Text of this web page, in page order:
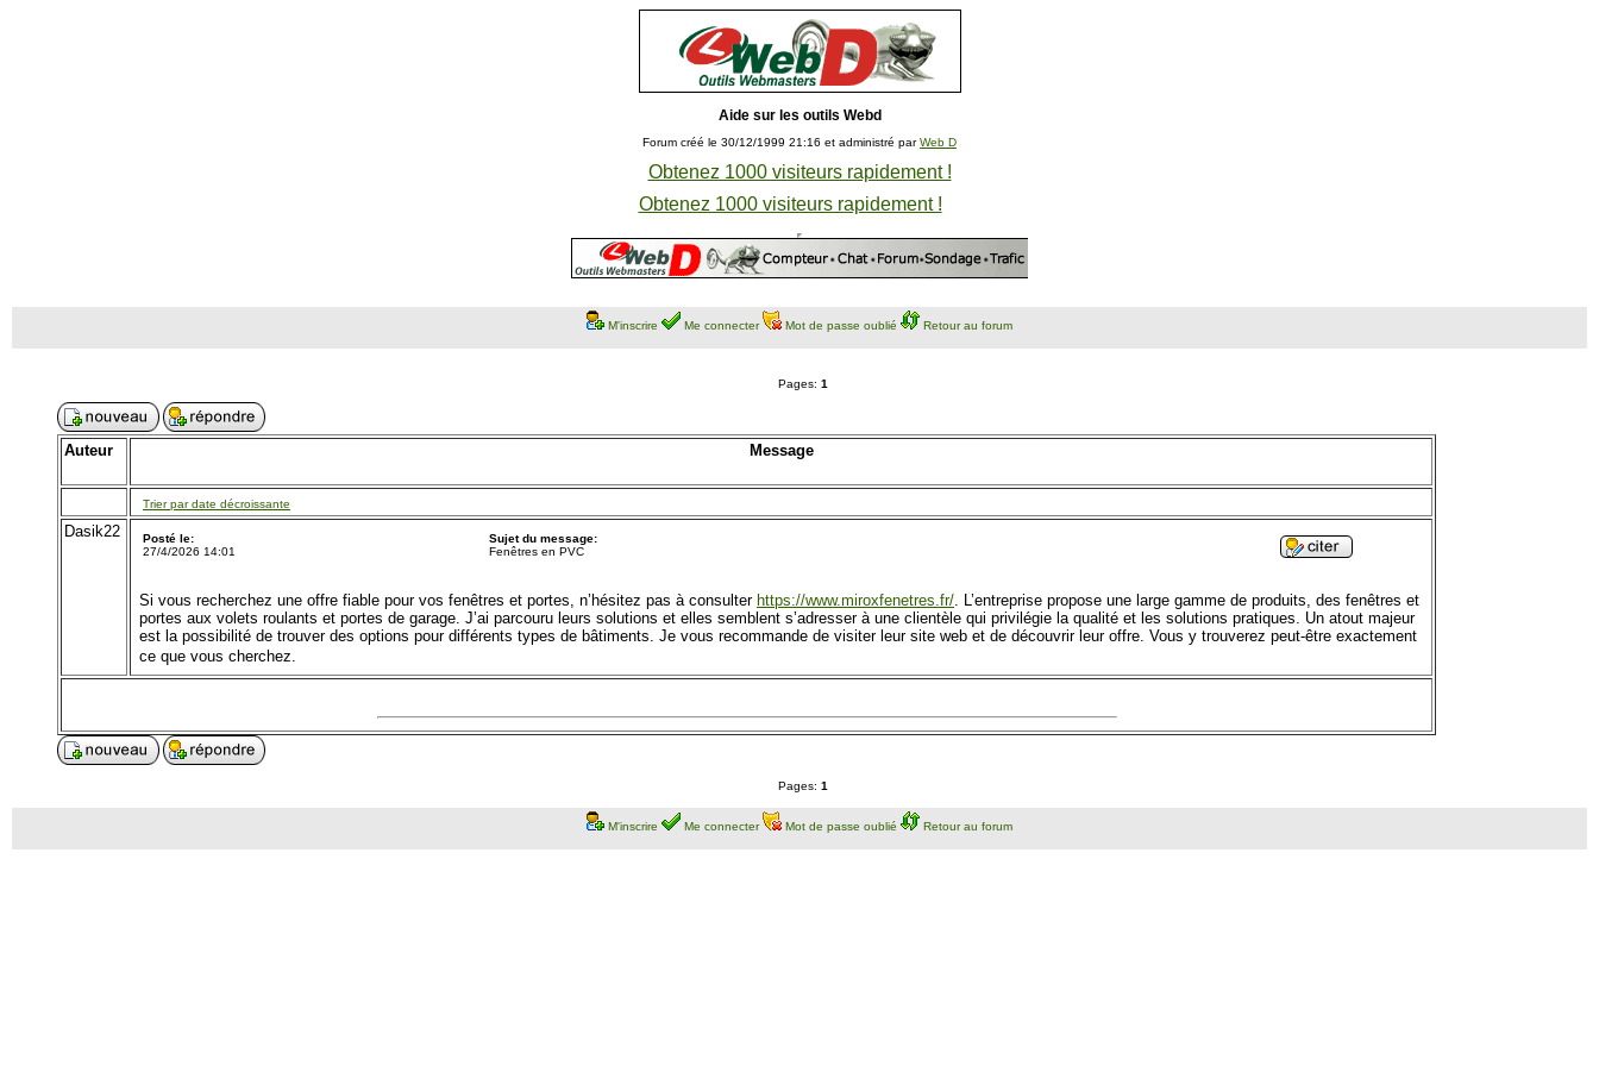
Aide sur les outils Webd
Forum créé le 30/12/1999 21:16 et administré parWeb D
Obtenez 1000 visiteurs rapidement !
Obtenez 1000 visiteurs rapidement !
M'inscrire Me connecter Mot de passe oublié Retour au forum
Pages: 1
Auteur Message
Trier par date décroissante
Dasik22
Posté le:
27/4/2026 14:01
Sujet du message:
Fenêtres en PVC
Si vous recherchez une offre fiable pour vos fenêtres et portes, n’hésitez pas à consulter https://www.miroxfenetres.fr/. L’entreprise propose une large gamme de produits, des fenêtres et
portes aux volets roulants et portes de garage. J’ai parcouru leurs solutions et elles semblent s’adresser à une clientèle qui privilégie la qualité et les solutions pratiques. Un atout majeur
est la possibilité de trouver des options pour différents types de bâtiments. Je vous recommande de visiter leur site web et de découvrir leur offre. Vous y trouverez peut-être exactement
ce que vous cherchez.
Pages: 1
M'inscrire Me connecter Mot de passe oublié Retour au forum